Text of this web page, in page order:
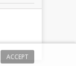
ACCEPT